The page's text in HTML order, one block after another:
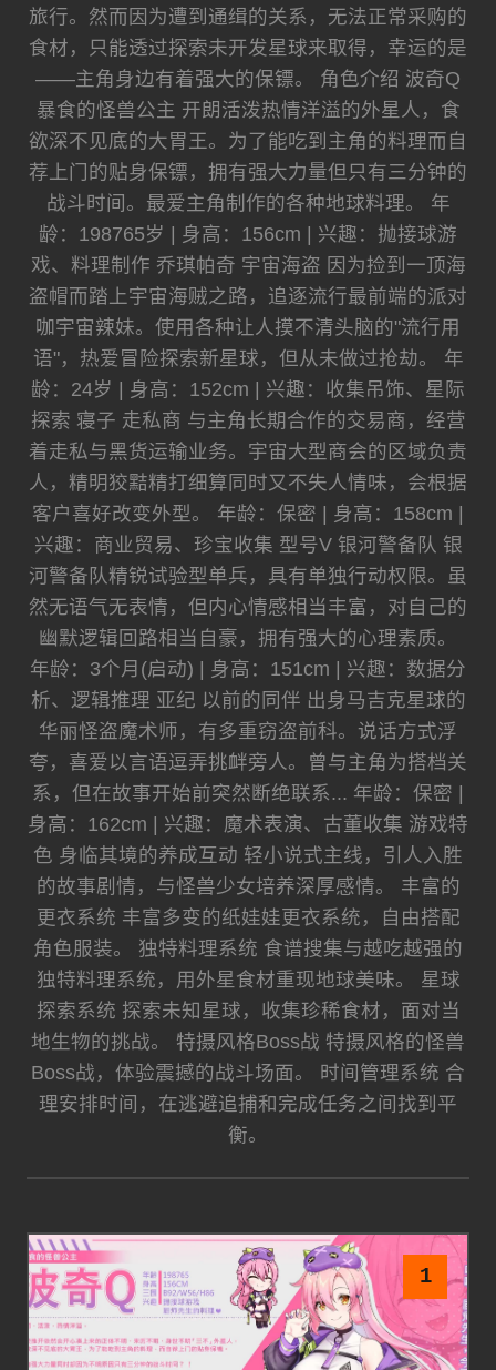
旅行。然而因为遭到通缉的关系，无法正常采购的
食材，只能透过探索未开发星球来取得，幸运的是
——主角身边有着强大的保镖。 角色介绍 波奇Q
暴食的怪兽公主 开朗活泼热情洋溢的外星人，食
欲深不见底的大胃王。为了能吃到主角的料理而自
荐上门的贴身保镖，拥有强大力量但只有三分钟的
战斗时间。最爱主角制作的各种地球料理。 年
龄：198765岁 | 身高：156cm | 兴趣：抛接球游
戏、料理制作 乔琪帕奇 宇宙海盗 因为捡到一顶海
盗帽而踏上宇宙海贼之路，追逐流行最前端的派对
咖宇宙辣妹。使用各种让人摸不清头脑的"流行用
语"，热爱冒险探索新星球，但从未做过抢劫。 年
龄：24岁 | 身高：152cm | 兴趣：收集吊饰、星际
探索 寝子 走私商 与主角长期合作的交易商，经营
着走私与黑货运输业务。宇宙大型商会的区域负责
人，精明狡黠精打细算同时又不失人情味，会根据
客户喜好改变外型。 年龄：保密 | 身高：158cm |
兴趣：商业贸易、珍宝收集 型号V 银河警备队 银
河警备队精锐试验型单兵，具有单独行动权限。虽
然无语气无表情，但内心情感相当丰富，对自己的
幽默逻辑回路相当自豪，拥有强大的心理素质。
年龄：3个月(启动) | 身高：151cm | 兴趣：数据分
析、逻辑推理 亚纪 以前的同伴 出身马吉克星球的
华丽怪盗魔术师，有多重窃盗前科。说话方式浮
夸，喜爱以言语逗弄挑衅旁人。曾与主角为搭档关
系，但在故事开始前突然断绝联系... 年龄：保密 |
身高：162cm | 兴趣：魔术表演、古董收集 游戏特
色 身临其境的养成互动 轻小说式主线，引人入胜
的故事剧情，与怪兽少女培养深厚感情。 丰富的
更衣系统 丰富多变的纸娃娃更衣系统，自由搭配
角色服装。 独特料理系统 食谱搜集与越吃越强的
独特料理系统，用外星食材重现地球美味。 星球
探索系统 探索未知星球，收集珍稀食材，面对当
地生物的挑战。 特摄风格Boss战 特摄风格的怪兽
Boss战，体验震撼的战斗场面。 时间管理系统 合
理安排时间，在逃避追捕和完成任务之间找到平
衡。
1